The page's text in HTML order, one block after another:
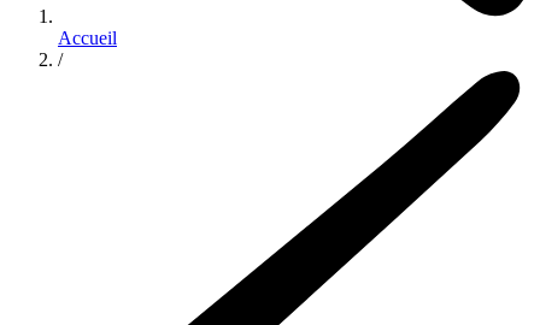
Accueil
/